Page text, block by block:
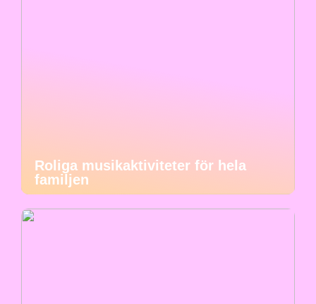
Roliga musikaktiviteter för hela
familjen